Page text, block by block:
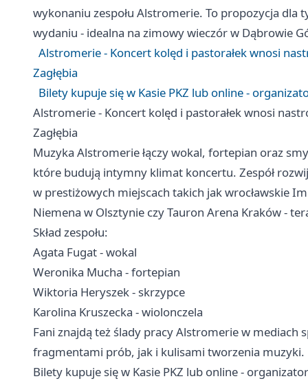
wykonaniu zespołu Alstromerie. To propozycja
wydaniu - idealna na zimowy wieczór w Dąbrowie
Alstromerie - Koncert kolęd i pastorałek wnosi
Zagłębia
Bilety kupuje się w Kasie PKZ lub online -
Alstromerie - Koncert kolęd i pastorałek wnosi
Zagłębia
Muzyka Alstromerie łączy wokal, fortepian oraz
które budują intymny klimat koncertu. Zespół
w prestiżowych miejscach takich jak wrocławskie
Niemena w Olsztynie czy Tauron Arena Kraków -
Skład zespołu:
Agata Fugat - wokal
Weronika Mucha - fortepian
Wiktoria Heryszek - skrzypce
Karolina Kruszecka - wiolonczela
Fani znajdą też ślady pracy Alstromerie w mediach
fragmentami prób, jak i kulisami tworzenia
Bilety kupuje się w Kasie PKZ lub online -